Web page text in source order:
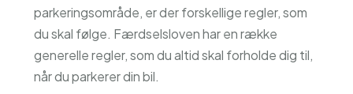
parkeringsområde, er der forskellige regler, som
du skal følge. Færdselsloven har en række
generelle regler, som du altid skal forholde dig til,
når du parkerer din bil.